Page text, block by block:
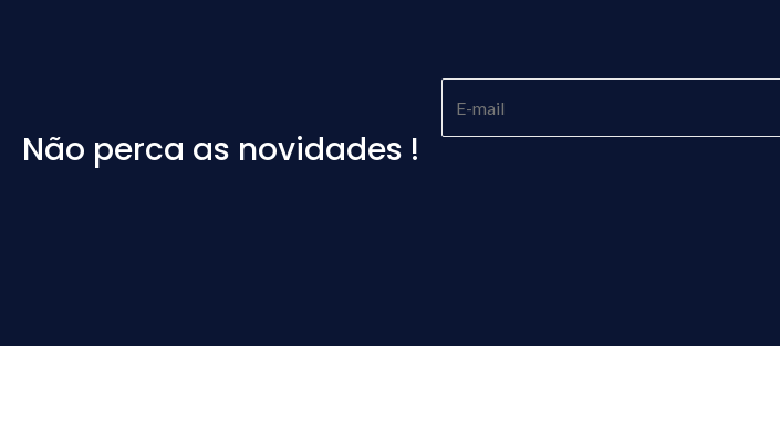
Não perca as novidades !